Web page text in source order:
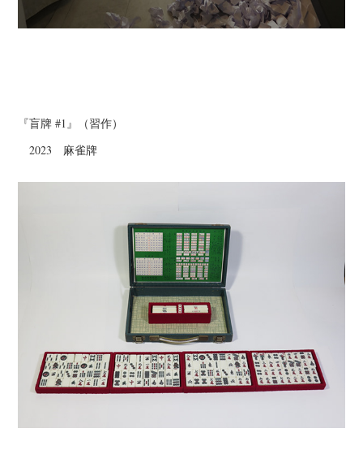
『盲牌 #1』（習作）
2023 麻雀牌